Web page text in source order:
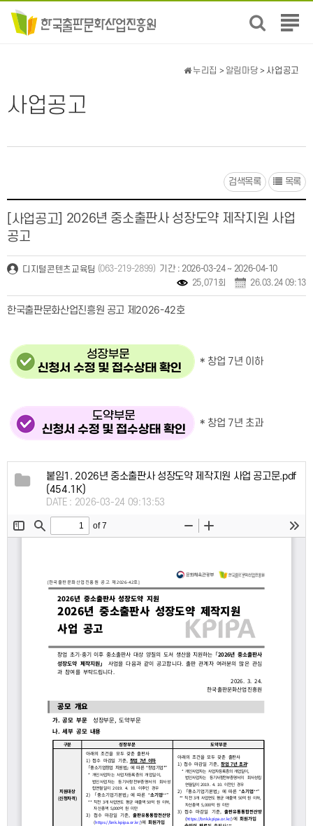
전
뉴
사업공고
누리집 > 알림마당 > 사업공고
검색목록 목록
[사업공고]
2026년 중소출판사 성장도약 제작지원 사업
공고
디지털콘텐츠교육팀 (063-219-2899) 기간 : 2026-03-24 ~ 2026-04-10
25,071회
26.03.24 09:13
한국출판문화산업진흥원 공고 제2026-42호
* 창업 7년 이하
* 창업 7년 초과
붙임1. 2026년 중소출판사 성장도약 제작지원 사업 공고문.pdf
(454.1K)
DATE : 2026-03-24 09:13:53